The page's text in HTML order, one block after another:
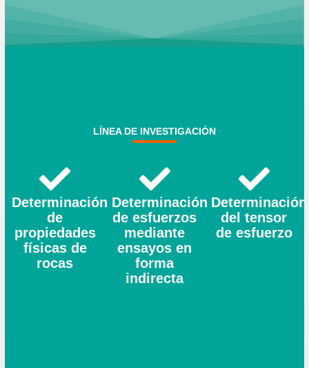
LÍNEA DE INVESTIGACIÓN
Determinación
de
propiedades
físicas de
rocas
Determinación
de esfuerzos
mediante
ensayos en
forma
indirecta
Determinación
del tensor
de esfuerzo